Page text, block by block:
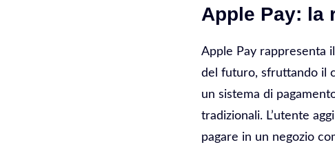
Apple Pay: la
Apple Pay rappresenta
del futuro, sfruttando il
un sistema di
tradizionali. L’utente
pagare in un negozio